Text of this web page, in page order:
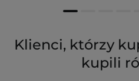
Klienci, którzy
kupili